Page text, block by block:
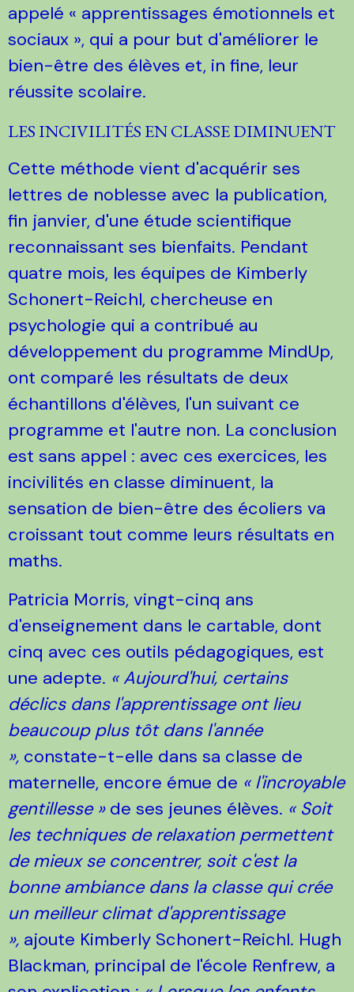
appelé « apprentissages émotionnels et
sociaux », qui a pour but d'améliorer le
bien-être des élèves et, in fine, leur
réussite scolaire.
LES INCIVILITÉS EN CLASSE DIMINUENT
Cette méthode vient d'acquérir ses
lettres de noblesse avec la publication,
fin janvier, d'une étude scientifique
reconnaissant ses bienfaits. Pendant
quatre mois, les équipes de Kimberly
Schonert-Reichl, chercheuse en
psychologie qui a contribué au
développement du programme MindUp,
ont comparé les résultats de deux
échantillons d'élèves, l'un suivant ce
programme et l'autre non. La conclusion
est sans appel : avec ces exercices, les
incivilités en classe diminuent, la
sensation de bien-être des écoliers va
croissant tout comme leurs résultats en
maths.
Patricia Morris, vingt-cinq ans
d'enseignement dans le cartable, dont
cinq avec ces outils pédagogiques, est
une adepte. « Aujourd'hui, certains
déclics dans l'apprentissage ont lieu
beaucoup plus tôt dans l'année
», constate-t-elle dans sa classe de
maternelle, encore émue de « l'incroyable
gentillesse »de ses jeunes élèves. « Soit
les techniques de relaxation permettent
de mieux se concentrer, soit c'est la
bonne ambiance dans la classe qui crée
un meilleur climat d'apprentissage
», ajoute Kimberly Schonert-Reichl. Hugh
Blackman, principal de l'école Renfrew, a